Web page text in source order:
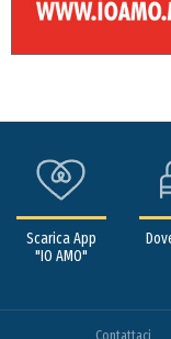
Scarica App
"IO AMO"
Contattaci